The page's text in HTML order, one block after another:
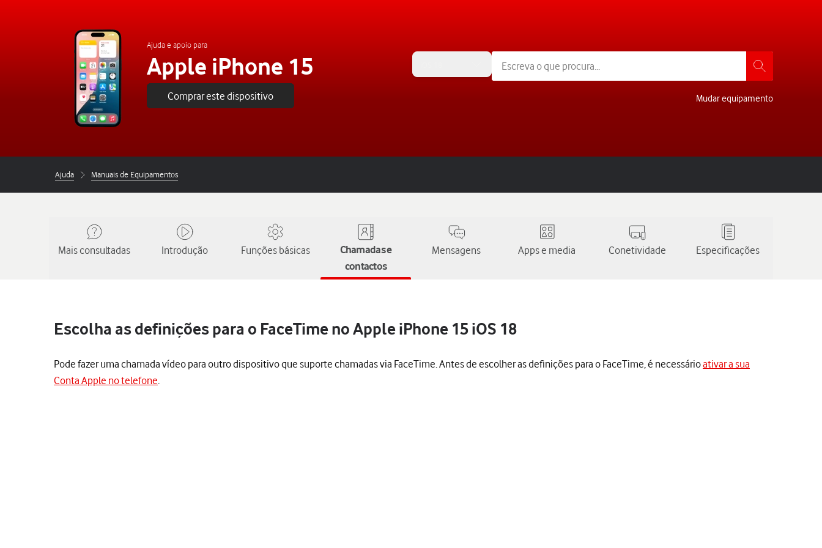
Ajuda e apoio para
Apple iPhone 15
Comprar este dispositivo Mudar equipamento
Ajuda Manuais de Equipamentos
Mais consultadas Introdução Funções básicas
Chamadas e
contactos
Mensagens Apps e media Conetividade Especificações
Escolha as definições para o FaceTime no Apple iPhone 15 iOS 18
Pode fazer uma chamada vídeo para outro dispositivo que suporte chamadas via FaceTime. Antes de escolher as definições para o FaceTime, é necessárioativar a sua
Conta Apple no telefone